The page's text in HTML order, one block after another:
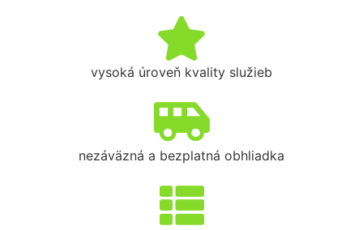
vysoká úroveň kvality služieb
nezáväzná a bezplatná obhliadka